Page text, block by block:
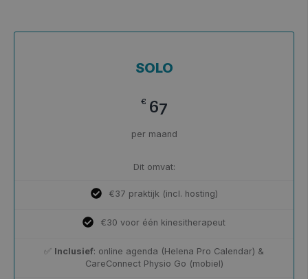
SOLO
€ 67
per maand
Dit omvat:
€37 praktijk (incl. hosting)
€30 voor één kinesitherapeut
✅ Inclusief: online agenda (Helena Pro Calendar) &
CareConnect Physio Go (mobiel)